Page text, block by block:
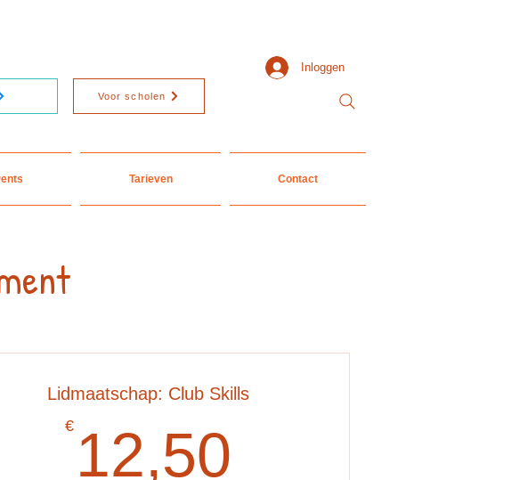
Voor scholen
Inloggen
Tarieven Contact
Lidmaatschap: Club Skills
€ 12,50